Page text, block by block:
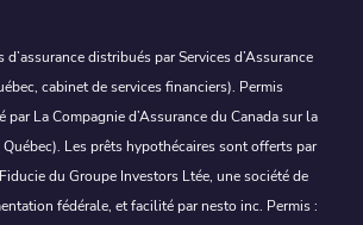
distribués par Services d’Assurance
cabinet de services financiers). Permis
par La Compagnie d’Assurance du Canada sur la
Québec). Les prêts hypothécaires sont offerts par
du Groupe Investors Ltée, une société de
fédérale, et facilité par nesto inc. Permis :